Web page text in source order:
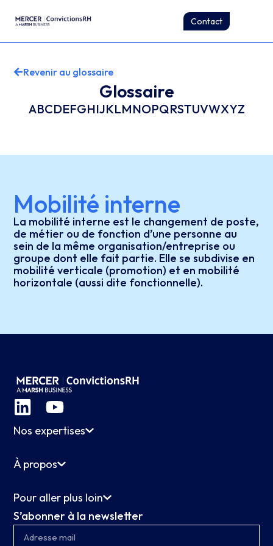
Contact
Revenir au glossaire
Glossaire
ABCDEFGHIJKLMNOPQRSTUVWXYZ
Mobilité interne
La mobilité interne est le changement de poste,
de métier ou de fonction d’une personne au
sein de la même organisation/entreprise ou
groupe dont elle fait partie. Elle se subdivise en
mobilité verticale (promotion) et en mobilité
horizontale (aussi dite fonctionnelle).
Nos expertises
À propos
Pour aller plus loin
S’abonner à la newsletter